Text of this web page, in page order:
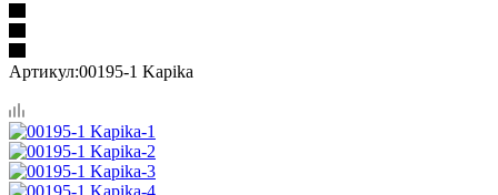
Артикул:00195-1 Kapika